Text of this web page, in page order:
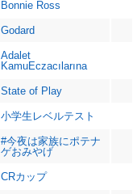
Bonnie Ross
Godard
Adalet
KamuEczacılarına
State of Play
小学生レベルテスト
#今夜は家族にポテナ
ゲおみやげ
CRカップ